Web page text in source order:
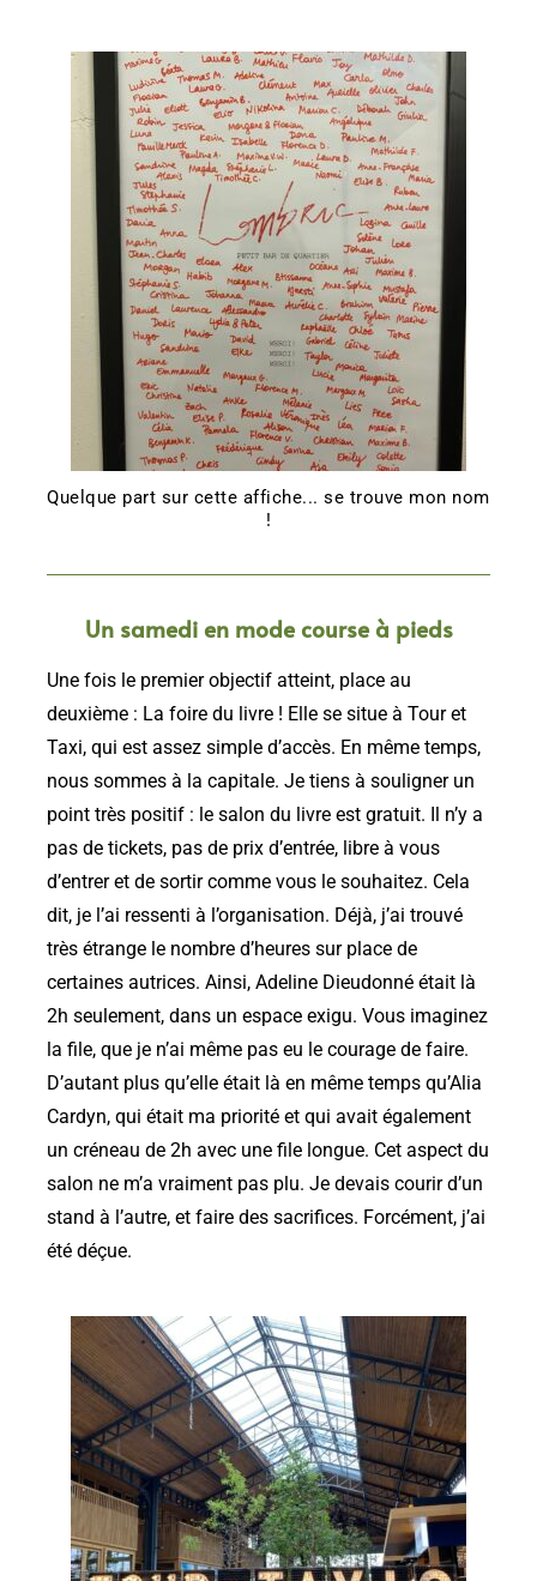
Quelque part sur cette affiche... se trouve mon nom
!
Un samedi en mode course à pieds
Une fois le premier objectif atteint, place au
deuxième : La foire du livre ! Elle se situe à Tour et
Taxi, qui est assez simple d’accès. En même temps,
nous sommes à la capitale. Je tiens à souligner un
point très positif : le salon du livre est gratuit. Il n’y a
pas de tickets, pas de prix d’entrée, libre à vous
d’entrer et de sortir comme vous le souhaitez. Cela
dit, je l’ai ressenti à l’organisation. Déjà, j’ai trouvé
très étrange le nombre d’heures sur place de
certaines autrices. Ainsi, Adeline Dieudonné était là
2h seulement, dans un espace exigu. Vous imaginez
la file, que je n’ai même pas eu le courage de faire.
D’autant plus qu’elle était là en même temps qu’Alia
Cardyn, qui était ma priorité et qui avait également
un créneau de 2h avec une file longue. Cet aspect du
salon ne m’a vraiment pas plu. Je devais courir d’un
stand à l’autre, et faire des sacrifices. Forcément, j’ai
été déçue.